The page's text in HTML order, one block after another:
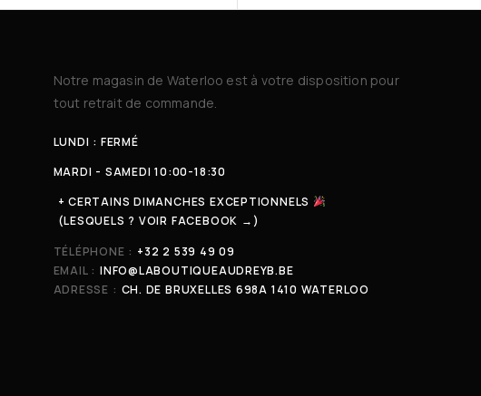
Notre magasin de Waterloo est à votre disposition pour
tout retrait de commande.
LUNDI : FERMÉ
MARDI - SAMEDI 10:00-18:30
+ CERTAINS DIMANCHES EXCEPTIONNELS
(LESQUELS ? VOIR FACEBOOK →)
TÉLÉPHONE : +32 2 539 49 09
EMAIL : INFO@LABOUTIQUEAUDREYB.BE
ADRESSE : CH. DE BRUXELLES 698A 1410 WATERLOO